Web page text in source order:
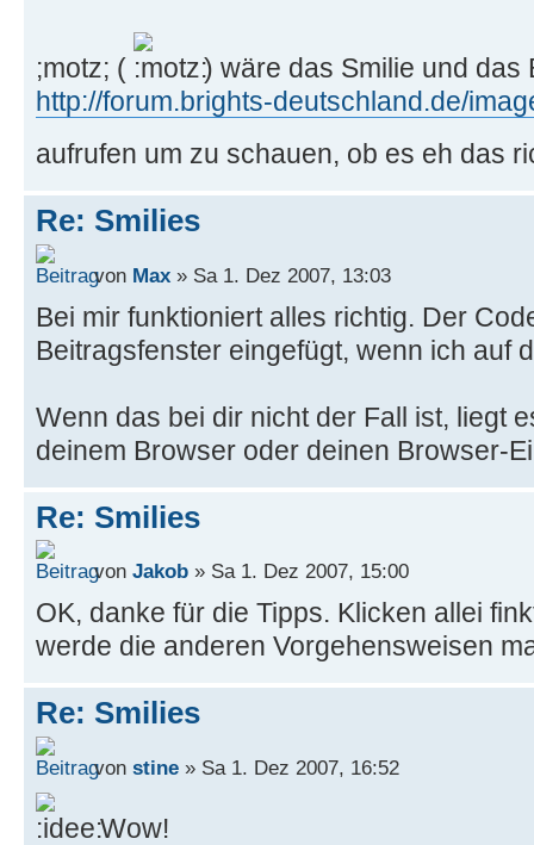
;motz; (
) wäre das Smilie und das
http://forum.brights-deutschland.de/
aufrufen um zu schauen, ob es eh das
Re: Smilies
von Max » Sa 1. Dez 2007, 13:03
Bei mir funktioniert alles richtig. Der
Beitragsfenster eingefügt, wenn ich auf
Wenn das bei dir nicht der Fall ist, liegt
deinem Browser oder deinen Browser-
Re: Smilies
von Jakob » Sa 1. Dez 2007, 15:00
OK, danke für die Tipps. Klicken allei
werde die anderen Vorgehensweisen
Re: Smilies
von stine » Sa 1. Dez 2007, 16:52
Wow!